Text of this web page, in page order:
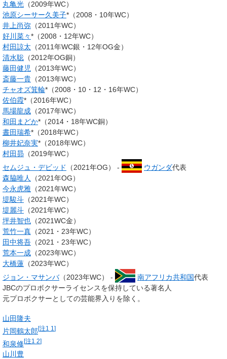
丸亀光 （2009年WC）
池原シーサー久美子*（2008・10年WC）
井上尚弥 （2011年WC）
好川菜々*（2008・12年WC）
村田諒太 （2011年WC銀・12年OG金）
清水聡 （2012年OG銅）
藤田健児
（2013年WC）
斎藤一貴 （2013年WC）
チャオズ箕輪*（2008・10・12・16年WC）
佐伯霞*（2016年WC）
馬場龍成 （2017年WC）
和田まどか*（2014・18年WC銅）
晝田瑞希*（2018年WC）
柳井妃奈実*（2018年WC）
村田昴 （2019年WC）
セムジュ・デビッド
（2021年OG） - ウガンダ代表
森脇唯人
（2021年OG）
今永虎雅 （2021年WC）
堤駿斗 （2021年WC）
堤麗斗 （2021年WC）
坪井智也 （2021WC金）
荒竹一真 （2021・23年WC）
田中将吾 （2021・23年WC）
荒本一成 （2023年WC）
大橋蓮 （2023年WC）
ジョン・マサンバ（2023年WC） - 南アフリカ共和国代表
JBCのプロボクサーライセンスを保持している著名人
元プロボクサーとしての芸能界入りを除く。
山田隆夫
片岡鶴太郎[注1 1 ]
和泉修[注1 2]
山川豊